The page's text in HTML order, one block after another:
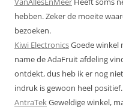
hebben. Zeker de moeite
bezoeken.
Kiwi ElectronicsGoede winkel
name de AdaFruit afdeling
ontdekt, dus heb ik er nog
indruk is gewoon heel positief.
AntraTekGeweldige winkel,